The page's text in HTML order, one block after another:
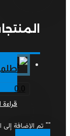
0.0
قراءة
"" تم الإضافة